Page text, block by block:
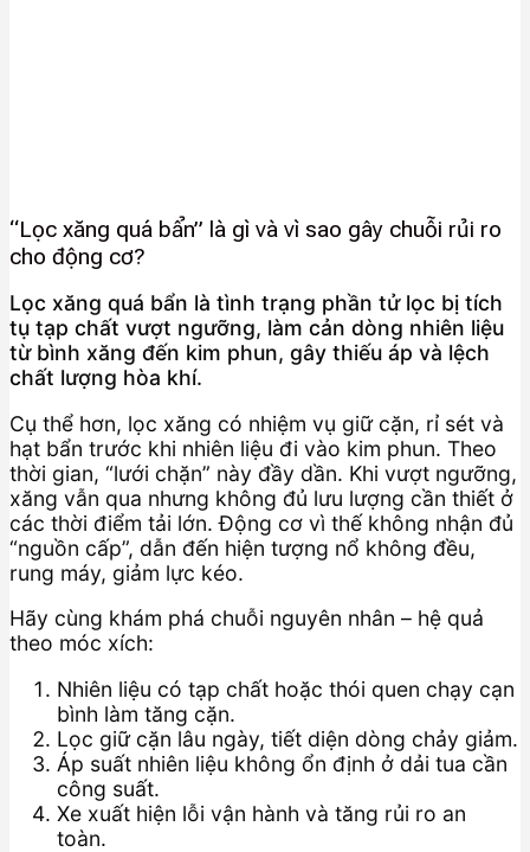
“Lọc xăng quá bẩn” là gì và vì sao gây chuỗi rủi ro
cho động cơ?
Lọc xăng quá bẩn là tình trạng phần tử lọc bị tích
tụ tạp chất vượt ngưỡng, làm cản dòng nhiên liệu
từ bình xăng đến kim phun, gây thiếu áp và lệch
chất lượng hòa khí.
Cụ thể hơn, lọc xăng có nhiệm vụ giữ cặn, rỉ sét và
hạt bẩn trước khi nhiên liệu đi vào kim phun. Theo
thời gian, “lưới chặn” này đầy dần. Khi vượt ngưỡng,
xăng vẫn qua nhưng không đủ lưu lượng cần thiết ở
các thời điểm tải lớn. Động cơ vì thế không nhận đủ
“nguồn cấp”, dẫn đến hiện tượng nổ không đều,
rung máy, giảm lực kéo.
Hãy cùng khám phá chuỗi nguyên nhân – hệ quả
theo móc xích:
Nhiên liệu có tạp chất hoặc thói quen chạy cạn
bình làm tăng cặn.
Lọc giữ cặn lâu ngày, tiết diện dòng chảy giảm.
Áp suất nhiên liệu không ổn định ở dải tua cần
công suất.
Xe xuất hiện lỗi vận hành và tăng rủi ro an
toàn.